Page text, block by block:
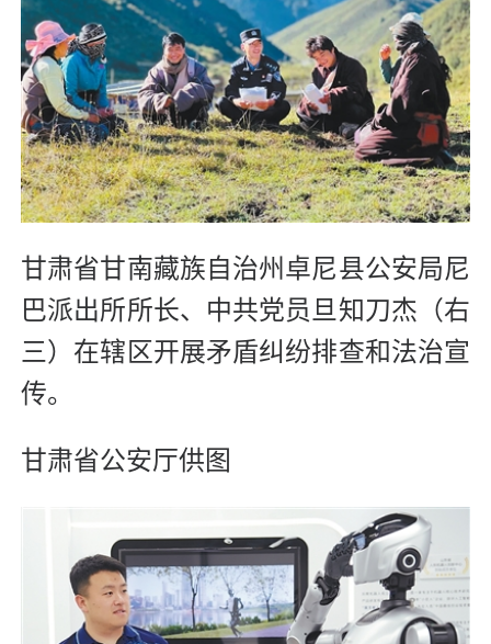
甘肃省甘南藏族自治州卓尼县公安局尼
巴派出所所长、中共党员旦知刀杰（右
三）在辖区开展矛盾纠纷排查和法治宣
传。
甘肃省公安厅供图